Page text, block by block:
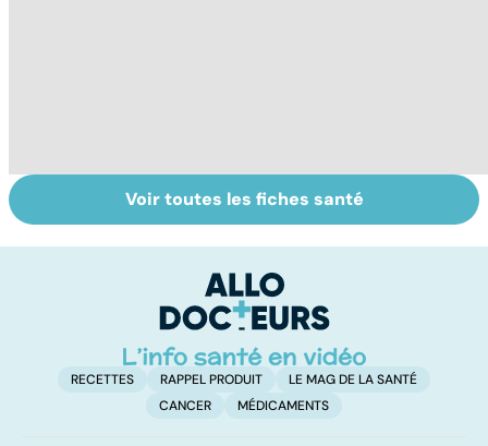
Tout savoir sur
les infections
Tout savoir sur
les maux du froid
Voir toutes les fiches santé
RECETTES RAPPEL PRODUIT
LE MAG DE LA SANTÉ
CANCER
MÉDICAMENTS